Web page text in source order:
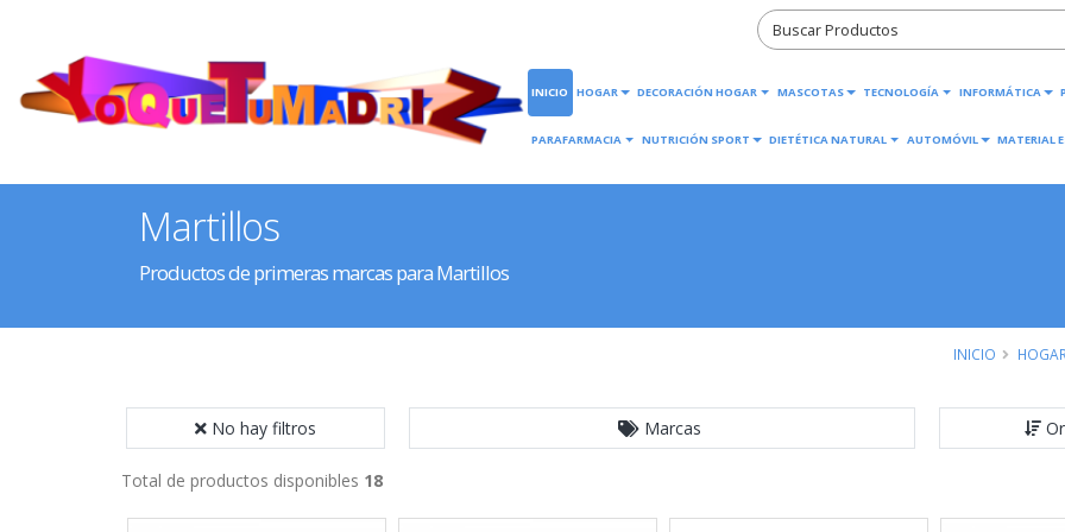
INICIO HOGAR DECORACIÓN HOGAR MASCOTAS TECNOLOGÍA INFORMÁTICA
PARAFARMACIA NUTRICIÓN SPORT DIETÉTICA NATURAL AUTOMÓVIL MATERIAL
Martillos
Productos de primeras marcas para Martillos
INICIO HOGAR
No hay filtros Marcas
Total de productos disponibles 18